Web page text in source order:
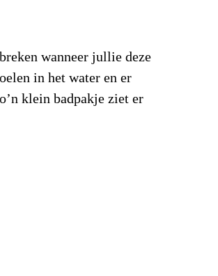
wanneer jullie deze
in het water en er
klein badpakje ziet er